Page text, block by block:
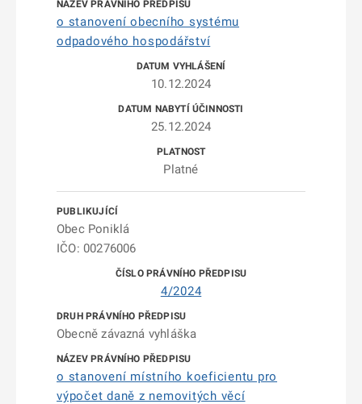
o stanovení obecního systému
odpadového hospodářství
10.12.2024
25.12.2024
Platné
Obec Poniklá
IČO: 00276006
4/2024
Obecně závazná vyhláška
o stanovení místního koeficientu pro
výpočet daně z nemovitých věcí